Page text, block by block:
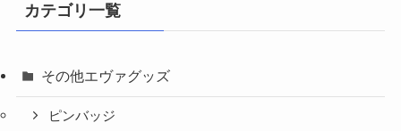
カテゴリ一覧
その他エヴァグッズ
ピンバッジ